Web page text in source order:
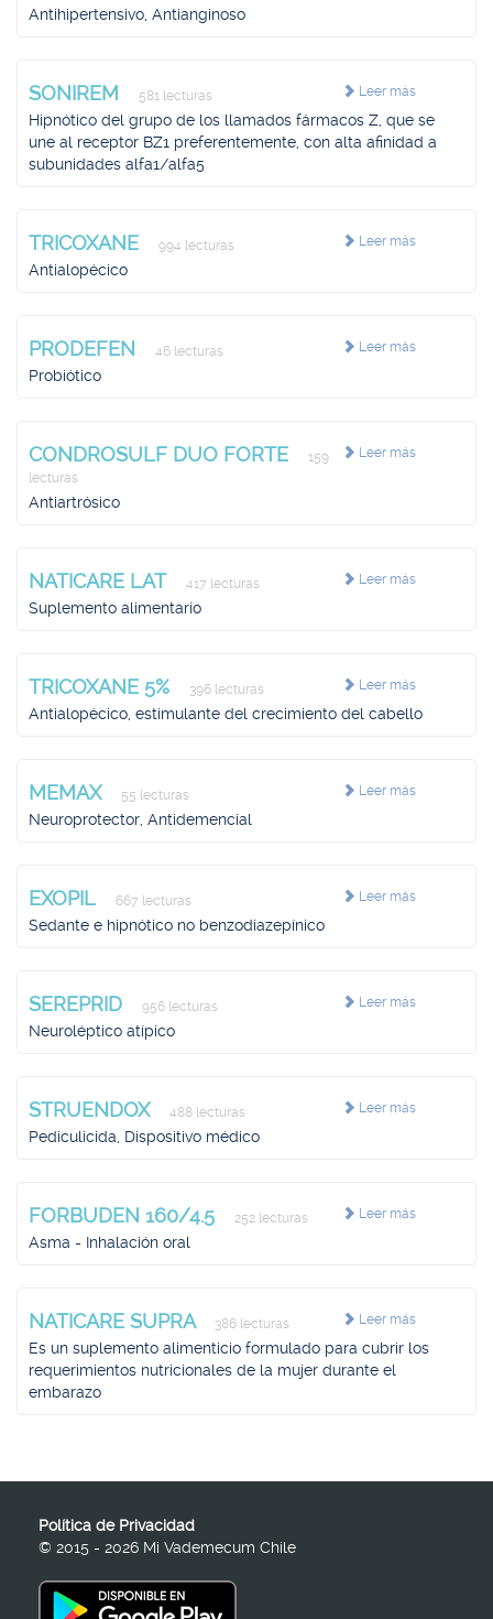
Antihipertensivo, Antianginoso
Leer más
SONIREM 581 lecturas
Hipnótico del grupo de los llamados fármacos Z, que se
une al receptor BZ1 preferentemente, con alta afinidad a
subunidades alfa1/alfa5
Leer más
TRICOXANE 994 lecturas
Antialopécico
Leer más
PRODEFEN 46 lecturas
Probiótico
Leer más
CONDROSULF DUO FORTE
159
lecturas
Antiartrósico
Leer más
NATICARE LAT 417 lecturas
Suplemento alimentario
Leer más
TRICOXANE 5% 396 lecturas
Antialopécico, estimulante del crecimiento del cabello
Leer más
MEMAX 55 lecturas
Neuroprotector, Antidemencial
Leer más
EXOPIL 667 lecturas
Sedante e hipnótico no benzodiazepínico
Leer más
SEREPRID 956 lecturas
Neuroléptico atípico
Leer más
STRUENDOX 488 lecturas
Pediculicida, Dispositivo médico
Leer más
FORBUDEN 160/4.5 252 lecturas
Asma - Inhalación oral
Leer más
NATICARE SUPRA 386 lecturas
Es un suplemento alimenticio formulado para cubrir los
requerimientos nutricionales de la mujer durante el
embarazo
Política de Privacidad
© 2015 - 2026 Mi Vademecum Chile